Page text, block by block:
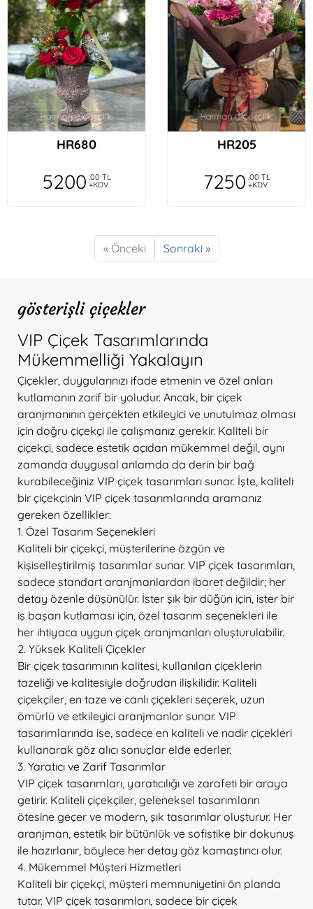
HR680
5200 ,00 TL
+KDV
HR205
7250 ,00 TL
+KDV
« Önceki Sonraki »
gösterişli çiçekler
VIP Çiçek Tasarımlarında
Mükemmelliği Yakalayın
Çiçekler, duygularınızı ifade etmenin ve özel anları
kutlamanın zarif bir yoludur. Ancak, bir çiçek
aranjmanının gerçekten etkileyici ve unutulmaz olması
için doğru çiçekçi ile çalışmanız gerekir. Kaliteli bir
çiçekçi, sadece estetik açıdan mükemmel değil, aynı
zamanda duygusal anlamda da derin bir bağ
kurabileceğiniz VIP çiçek tasarımları sunar. İşte, kaliteli
bir çiçekçinin VIP çiçek tasarımlarında aramanız
gereken özellikler:
1. Özel Tasarım Seçenekleri
Kaliteli bir çiçekçi, müşterilerine özgün ve
kişiselleştirilmiş tasarımlar sunar. VIP çiçek tasarımları,
sadece standart aranjmanlardan ibaret değildir; her
detay özenle düşünülür. İster şık bir düğün için, ister bir
iş başarı kutlaması için, özel tasarım seçenekleri ile
her ihtiyaca uygun çiçek aranjmanları oluşturulabilir.
2. Yüksek Kaliteli Çiçekler
Bir çiçek tasarımının kalitesi, kullanılan çiçeklerin
tazeliği ve kalitesiyle doğrudan ilişkilidir. Kaliteli
çiçekçiler, en taze ve canlı çiçekleri seçerek, uzun
ömürlü ve etkileyici aranjmanlar sunar. VIP
tasarımlarında ise, sadece en kaliteli ve nadir çiçekleri
kullanarak göz alıcı sonuçlar elde ederler.
3. Yaratıcı ve Zarif Tasarımlar
VIP çiçek tasarımları, yaratıcılığı ve zarafeti bir araya
getirir. Kaliteli çiçekçiler, geleneksel tasarımların
ötesine geçer ve modern, şık tasarımlar oluşturur. Her
aranjman, estetik bir bütünlük ve sofistike bir dokunuş
ile hazırlanır, böylece her detay göz kamaştırıcı olur.
4. Mükemmel Müşteri Hizmetleri
Kaliteli bir çiçekçi, müşteri memnuniyetini ön planda
tutar. VIP çiçek tasarımları, sadece bir çiçek